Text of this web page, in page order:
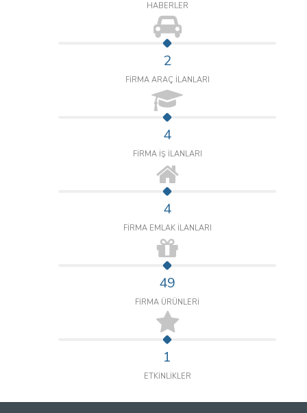
HABERLER
2
FİRMA ARAÇ İLANLARI
4
FİRMA İŞ İLANLARI
4
FİRMA EMLAK İLANLARI
49
FİRMA ÜRÜNLERİ
1
ETKİNLİKLER